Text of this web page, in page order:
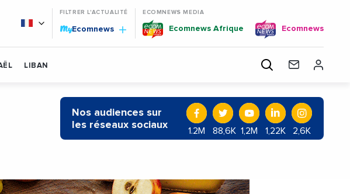
FILTRER L'ACTUALITÉ
MyEcomnews
ECOMNEWS MEDIA
Ecomnews Afrique Ecomnews
LIBAN
Nos audiences sur
les réseaux sociaux
1.2M 88,6K 1,2M 1,22K 2,6K